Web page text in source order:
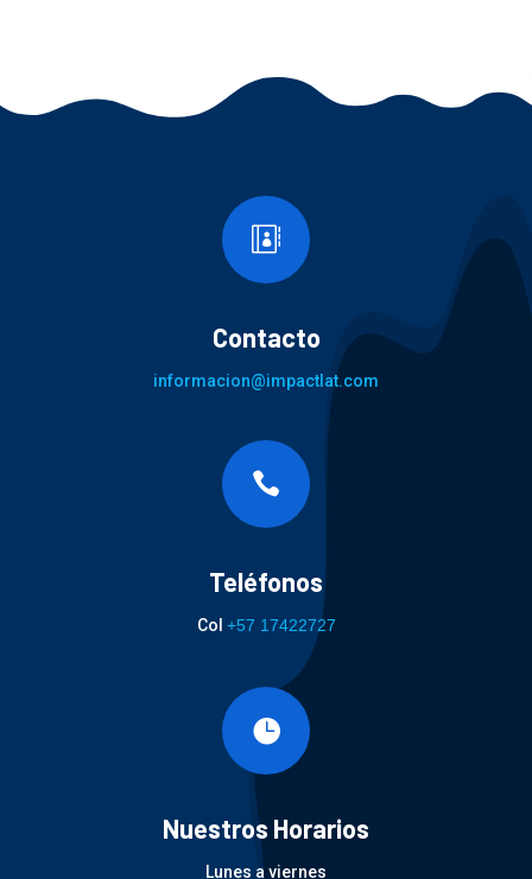

Contacto
informacion@impactlat.com

Teléfonos
Col +57 17422727

Nuestros Horarios
Lunes a viernes